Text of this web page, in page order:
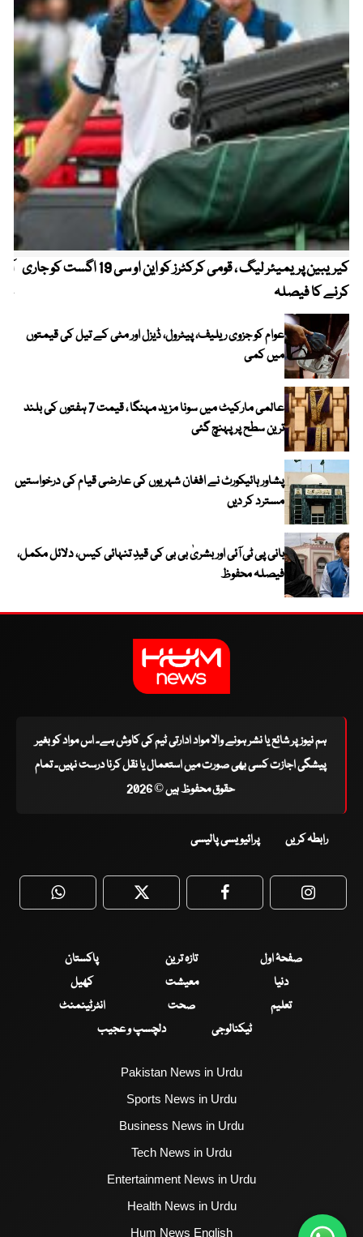
کیریبین پریمیئر لیگ ، قومی کرکٹرز کو این او سی 19 اگست کو جاری
کرنے کا فیصلہ
عوام کو جزوی ریلیف، پیٹرول، ڈیزل اور مٹی کے تیل کی قیمتوں
میں کمی
عالمی مارکیٹ میں سونا مزید مہنگا ، قیمت 7 ہفتوں کی بلند
ترین سطح پر پہنچ گئی
پشاور ہائیکورٹ نے افغان شہریوں کی عارضی قیام کی درخواستیں
مسترد کر دیں
بانی پی ٹی آئی اور بشریٰ بی بی کی قیدِ تنہائی کیس، دلائل مکمل،
فیصلہ محفوظ
ہم نیوز پر شائع یا نشر ہونے والا مواد ادارتی ٹیم کی کاوش ہے۔ اس مواد کو بغیر
پیشگی اجازت کسی بھی صورت میں استعمال یا نقل کرنا درست نہیں۔ تمام
حقوق محفوظ ہیں © 2026
رابطہ کریں پرائیویسی پالیسی
WhatsApp Twitter Facebook
صفحۂ اول تازہ ترین
پاکستان
دنیا
معیشت
کھیل
تعلیم
صحت
انٹرٹینمنٹ
ٹیکنالوجی
دلچسپ و عجیب
Pakistan News in Urdu
Sports News in Urdu
Business News in Urdu
Tech News in Urdu
Entertainment News in Urdu
Health News in Urdu
Hum News English